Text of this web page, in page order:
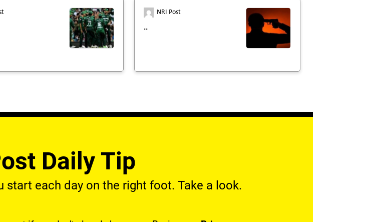
NRI Post
..
Daily Tip
each day on the right foot. Take a look.